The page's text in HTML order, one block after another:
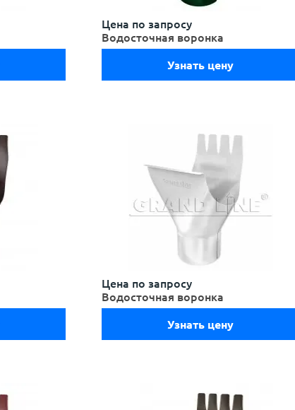
Цена по запросу
Водосточная воронка
Узнать цену
Цена по запросу
Водосточная воронка
Узнать цену